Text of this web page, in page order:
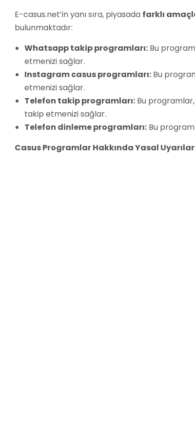
E-casus.net’in yanı sıra, piyasada farklı
bulunmaktadır:
Whatsapp takip programları: Bu
etmenizi sağlar.
Instagram casus programları: Bu
etmenizi sağlar.
Telefon takip programları: Bu
takip etmenizi sağlar.
Telefon dinleme programları: Bu
Casus Programlar Hakkında Yasal